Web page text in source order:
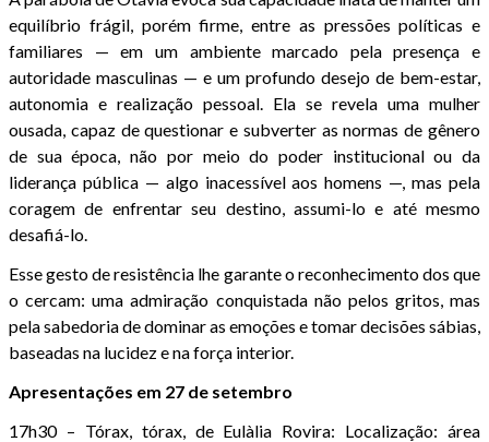
equilíbrio frágil, porém firme, entre as pressões políticas e
familiares — em um ambiente marcado pela presença e
autoridade masculinas — e um profundo desejo de bem-estar,
autonomia e realização pessoal. Ela se revela uma mulher
ousada, capaz de questionar e subverter as normas de gênero
de sua época, não por meio do poder institucional ou da
liderança pública — algo inacessível aos homens —, mas pela
coragem de enfrentar seu destino, assumi-lo e até mesmo
desafiá-lo.
Esse gesto de resistência lhe garante o reconhecimento dos que
o cercam: uma admiração conquistada não pelos gritos, mas
pela sabedoria de dominar as emoções e tomar decisões sábias,
baseadas na lucidez e na força interior.
Apresentações em 27 de setembro
17h30 – Tórax, tórax, de Eulàlia Rovira: Localização: área